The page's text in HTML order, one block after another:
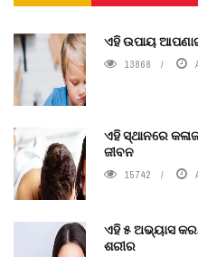
ଏହି ଉପାୟ
13868
ଏହି ସ୍ଥାନରେ
ଜୀବନ
15742
ଏହି ୫ ଅଭ୍ୟାସ
ଶରୀର